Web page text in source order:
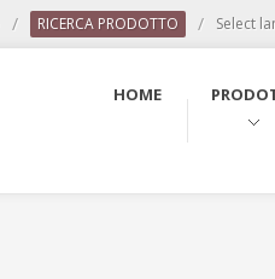
/ RICERCA PRODOTTO / Select
HOME